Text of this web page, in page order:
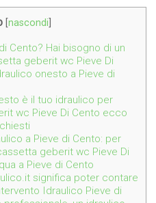
nascondi
Cento? Hai bisogno di un
geberit wc Pieve Di
onesto a Pieve di
è il tuo idraulico per
wc Pieve Di Cento ecco
a Pieve di Cento: per
geberit wc Pieve Di
a Pieve di Cento
significa poter contare
Idraulico Pieve di